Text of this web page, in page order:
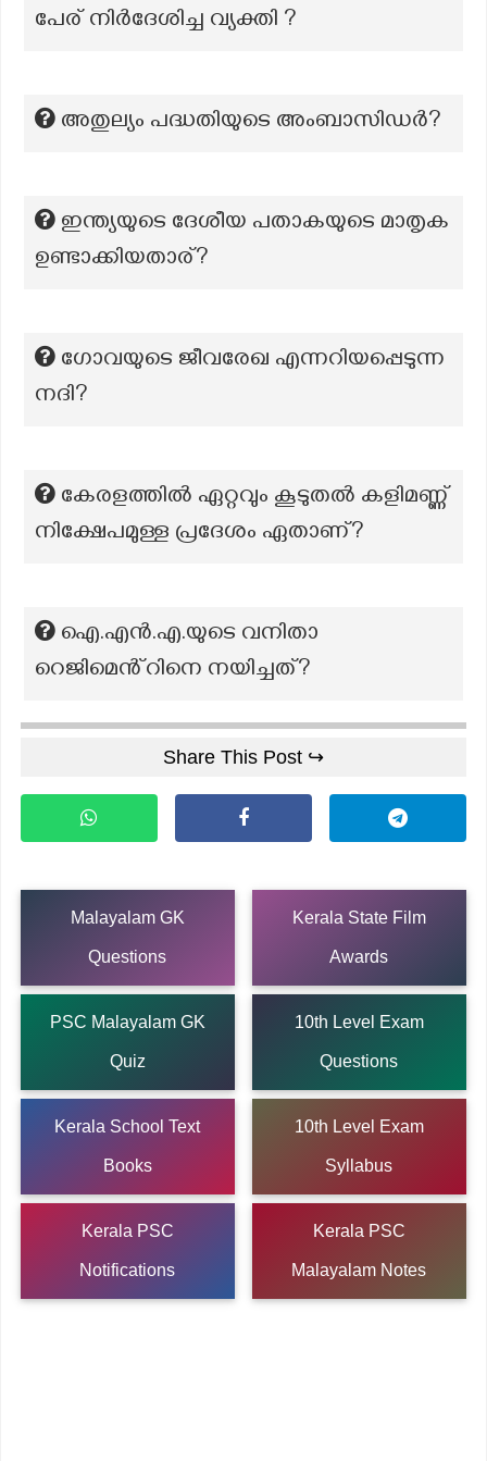
പേര് നിർദേശിച്ച വ്യക്തി ?
അതുല്യം പദ്ധതിയുടെ അംബാസിഡർ?
ഇന്ത്യയുടെ ദേശീയ പതാകയുടെ മാതൃക
ഉണ്ടാക്കിയതാര്?
ഗോവയുടെ ജീവരേഖ എന്നറിയപ്പെടുന്ന
നദി?
കേരളത്തിൽ ഏറ്റവും കൂടുതൽ കളിമണ്ണ്
നിക്ഷേപമുള്ള പ്രദേശം ഏതാണ്?
ഐ.എൻ.എ.യുടെ വനിതാ
റെജിമെൻ്റിനെ നയിച്ചത്?
Share This Post ↪
Malayalam GK
Questions
Kerala State Film
Awards
PSC Malayalam GK
Quiz
10th Level Exam
Questions
Kerala School Text
Books
10th Level Exam
Syllabus
Kerala PSC
Notifications
Kerala PSC
Malayalam Notes